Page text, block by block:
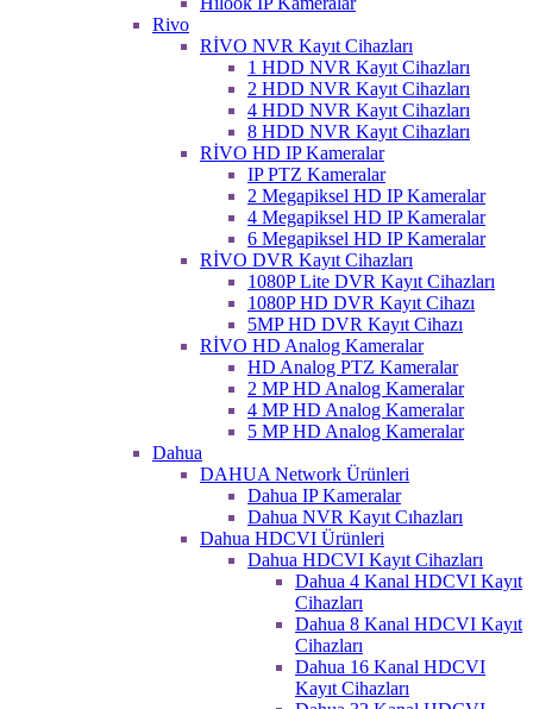
Rivo
RİVO NVR Kayıt Cihazları
1 HDD NVR Kayıt Cihazları
2 HDD NVR Kayıt Cihazları
4 HDD NVR Kayıt Cihazları
8 HDD NVR Kayıt Cihazları
RİVO HD IP Kameralar
IP PTZ Kameralar
2 Megapiksel HD IP Kameralar
4 Megapiksel HD IP Kameralar
6 Megapiksel HD IP Kameralar
RİVO DVR Kayıt Cihazları
1080P Lite DVR Kayıt Cihazları
1080P HD DVR Kayıt Cihazı
5MP HD DVR Kayıt Cihazı
RİVO HD Analog Kameralar
HD Analog PTZ Kameralar
2 MP HD Analog Kameralar
4 MP HD Analog Kameralar
5 MP HD Analog Kameralar
Dahua
DAHUA Network Ürünleri
Dahua IP Kameralar
Dahua NVR Kayıt Cıhazları
Dahua HDCVI Ürünleri
Dahua HDCVI Kayıt Cihazları
Dahua 4 Kanal HDCVI Kayıt
Cihazları
Dahua 8 Kanal HDCVI Kayıt
Cihazları
Dahua 16 Kanal HDCVI
Kayıt Cihazları